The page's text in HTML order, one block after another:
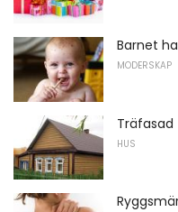
Barnet
MODERSKAP
Träfasad
HUS